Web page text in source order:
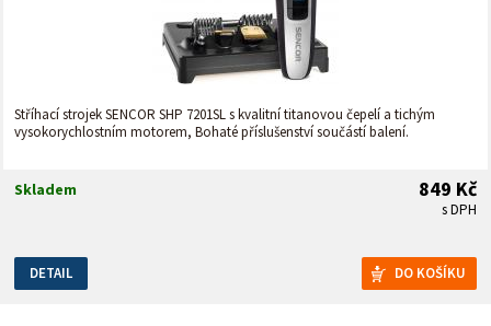
Stříhací strojek SENCOR SHP 7201SL s kvalitní titanovou čepelí a tichým
vysokorychlostním motorem, Bohaté příslušenství součástí balení.
849 Kč
s DPH
Skladem
DETAIL